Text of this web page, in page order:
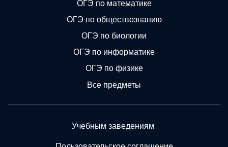
ОГЭ по математике
ОГЭ по обществознанию
ОГЭ по биологии
ОГЭ по информатике
ОГЭ по физике
Все предметы
Учебным заведениям